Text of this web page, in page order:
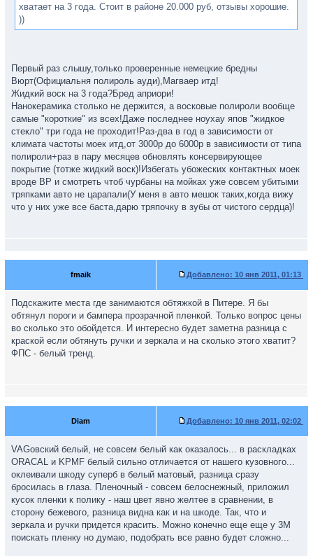
хватает на 3 года. Стоит в районе 20.000 руб, отзывы хорошие.
))
Первый раз слышу,только проверенные немецкие бредны
Вюрт(Официальня полироль ауди),Магваер итд!
Жидкий воск на 3 года?Бред априори!
Нанокерамика столько не держится, а восковые полироли вообще
самые "короткие" из всех!Даже последнее ноухау япов "жидкое
стекло" три года не проходит!Раз-два в год в зависимости от
климата частоты моек итд,от 3000р до 6000р в зависимости от типа
полироли+раз в пару месяцев обновлять консервирующее
покрытие (тотже жидкий воск)!Избегать убожеских контактных моек
вроде BP и смотреть чтоб чурбаны на мойках уже совсем убитыми
тряпками авто не царапали(У меня в авто мешок таких,когда вижу
что у них уже все баста,дарю тряпочку в зубы от чистого сердца)!
fmaik Добавлено: 10 янв 2011, 01:13
Подскажите места где занимаются обтяжкой в Питере. Я бы
обтянул пороги и бампера прозрачной пленкой. Только вопрос цены
во сколько это обойдется. И интересно будет заметна разница с
краской если обтянуть ручки и зеркала и на сколько этого хватит?
ФПС - белый тренд.
Diam Добавлено: 10 янв 2011, 02:02
VAGовский белый, не совсем белый как оказалось... в раскладках
ORACAL и KPMF белый сильно отличается от нашего кузовного...
оклеивали шкоду суперб в белый матовый, разница сразу
бросилась в глаза. Пленочный - совсем белоснежный, приложил
кусок пленки к полику - наш цвет явно желтее в сравнении, в
сторону бежевого, разница видна как и на шкоде. Так, что и
зеркала и ручки придется красить. Можно конечно еще еще у 3M
поискать пленку но думаю, подобрать все равно будет сложно...